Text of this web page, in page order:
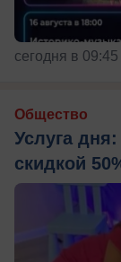
сегодня в 09:45
Общество
Услуга
скидкой